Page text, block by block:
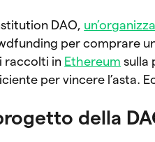
DAO,
per comprare
raccolti in Ethereum sulla
per vincere l’asta.
della